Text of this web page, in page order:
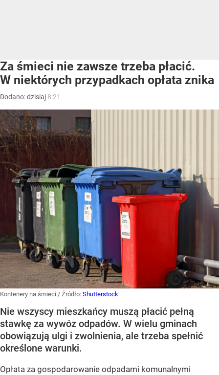
Za śmieci nie zawsze trzeba płacić.
W niektórych przypadkach opłata znika
Dodano:dzisiaj 8:21
Kontenery na śmieci / Źródło: Shutterstock
Nie wszyscy mieszkańcy muszą płacić pełną
stawkę za wywóz odpadów. W wielu gminach
obowiązują ulgi i zwolnienia, ale trzeba spełnić
określone warunki.
Opłata za gospodarowanie odpadami komunalnymi